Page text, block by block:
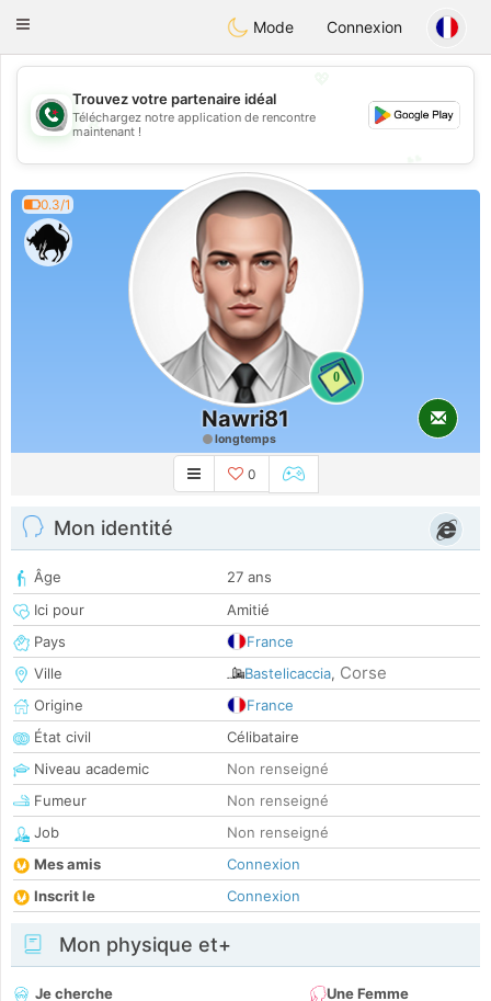
Weshrak
Toggle
Mode Connexion
💖
💕
Trouvez votre partenaire idéal
Téléchargez notre application de rencontre
maintenant !
0.3/1
0
Nawri81
longtemps
0
Mon identité
Âge
27 ans
Ici pour
Amitié
Pays
France
Ville
Bastelicaccia, Corse
Origine
France
État civil
Célibataire
Niveau academic
Non renseigné
Fumeur
Non renseigné
Job
Non renseigné
Mes amis
Connexion
Inscrit le
Connexion
Mon physique et+
Je cherche
Une Femme